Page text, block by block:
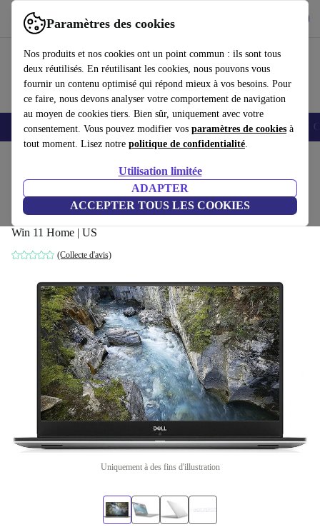
Paramètres des cookies
Nos produits et nos cookies ont un point commun : ils sont tous
deux réutilisés. En réutilisant les cookies, nous pouvons vous
fournir un contenu optimisé qui répond mieux à vos besoins. Pour
ce faire, nous devons analyser votre comportement de navigation
au moyen de cookies tiers. Bien sûr, uniquement avec votre
consentement. Vous pouvez modifier vos paramètres de cookies à
tout moment. Lisez notre politique de confidentialité.
Utilisation limitée
ADAPTER
ACCEPTER TOUS LES COOKIES
Utilisez refurbed rapidement et facilement
Smartphones Laptops Tablettes Montres connectées Accessoires
Dell XPS 15 9570 | i5-8300H | 15.6"
8 GB | 256 GB SSD | GTX 1050 | Rétroéclairage du clavier |
Win 11 Home | US
(Collecte d'avis)
Uniquement à des fins d'illustration